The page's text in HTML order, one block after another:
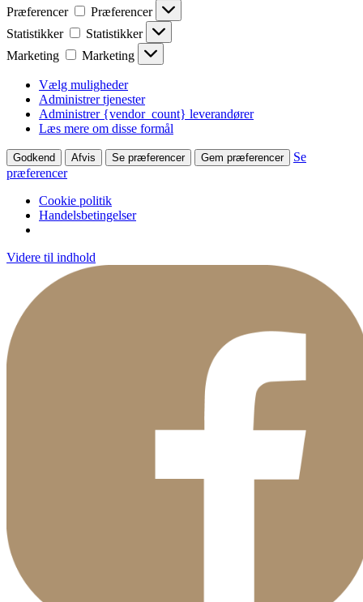
Præferencer
Præferencer
Statistikker
Statistikker
Marketing
Marketing
Vælg muligheder
Administrer tjenester
Administrer {vendor_count} leverandører
Læs mere om disse formål
Godkend Afvis Se præferencer Gem præferencer
Se
præferencer
Cookie politik
Handelsbetingelser
Videre til indhold